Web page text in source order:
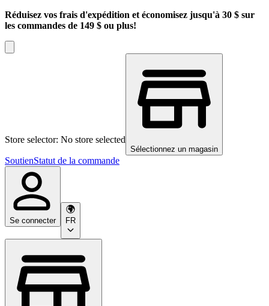
Réduisez vos frais d'expédition et économisez jusqu'à 30 $ sur
les commandes de 149 $ ou plus!
Store selector: No store selected
Sélectionnez un magasin
SoutienStatut de la commande
Se connecter FR